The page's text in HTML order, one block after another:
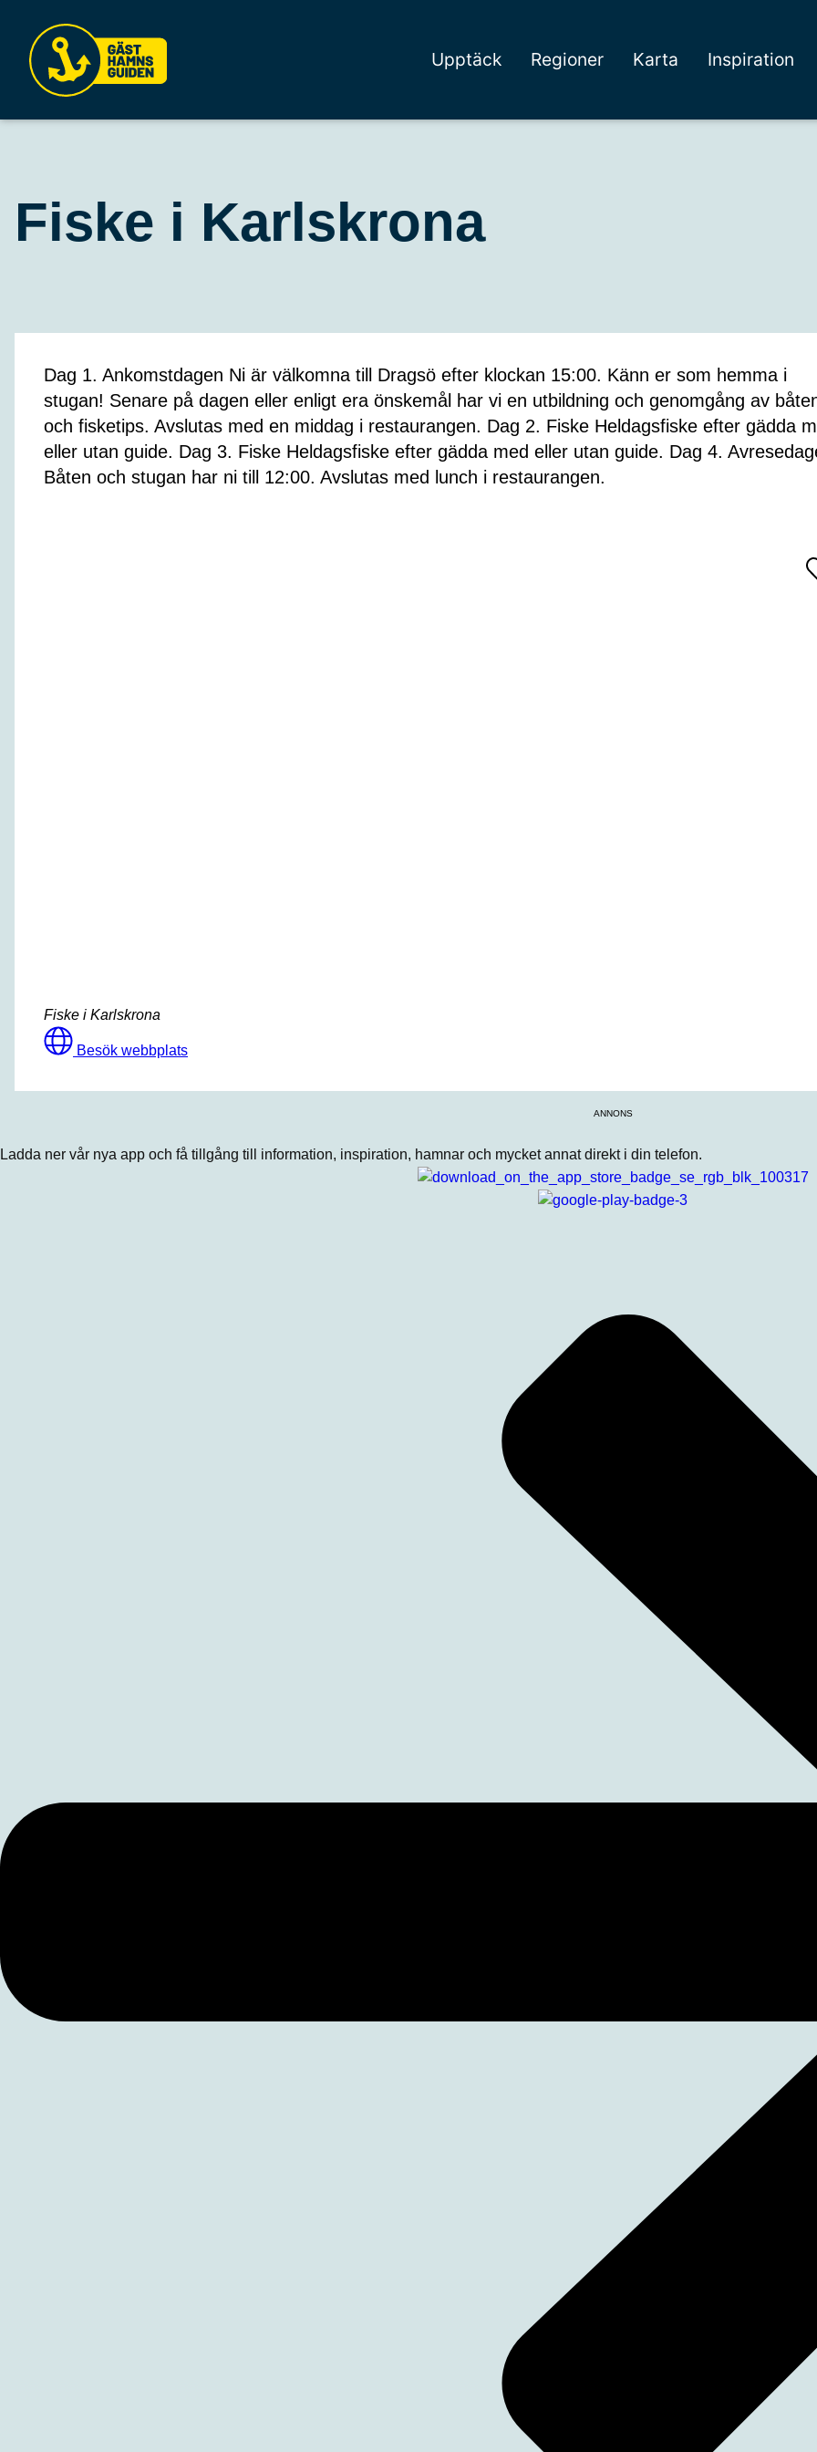
Upptäck Regioner Karta Inspiration
Fiske i Karlskrona
Dag 1. Ankomstdagen Ni är välkomna till Dragsö efter klockan 15:00. Känn er som hemma i
stugan! Senare på dagen eller enligt era önskemål har vi en utbildning och genomgång av
och fisketips. Avslutas med en middag i restaurangen. Dag 2. Fiske Heldagsfiske efter gädda
eller utan guide. Dag 3. Fiske Heldagsfiske efter gädda med eller utan guide. Dag 4.
Båten och stugan har ni till 12:00. Avslutas med lunch i restaurangen.
Fiske i Karlskrona
Besök webbplats
ANNONS
Ladda ner vår nya app och få tillgång till information, inspiration, hamnar och mycket annat direkt i din telefon.